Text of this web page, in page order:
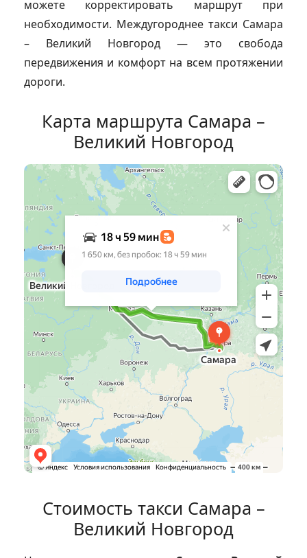
можете корректировать маршрут при
необходимости. Междугороднее такси Самара
– Великий Новгород — это свобода
передвижения и комфорт на всем протяжении
дороги.
Карта маршрута Самара –
Великий Новгород
Стоимость такси Самара –
Великий Новгород